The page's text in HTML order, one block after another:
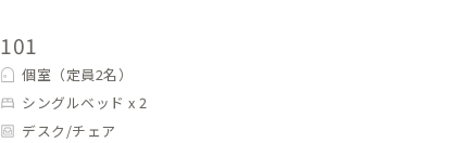
101
個室（定員2名）
シングルベッド x 2
デスク/チェア